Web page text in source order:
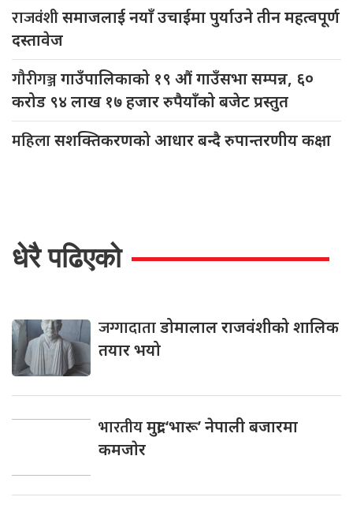
राजवंशीसमाजलाई नयाँ उचाईमा पुर्याउने तीन महत्वपूर्ण
दस्तावेज
गौरीगञ्जगाउँपालिकाको १९ औं गाउँसभा सम्पन्न, ६०
करोड ९४ लाख १७ हजार रुपैयाँको बजेट प्रस्तुत
महिलासशक्तिकरणको आधार बन्दै रुपान्तरणीय कक्षा
धेरै पढिएको
जग्गादाताडोमालाल राजवंशीको शालिक
तयार भयो
भारतीयमुद्रा ‘भारू’ नेपाली बजारमा
कमजाेर